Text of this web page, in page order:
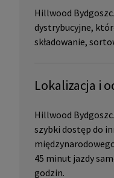
Hillwood
dystrybucyjne,
składowanie,
Lokalizacja i
Hillwood
szybki dostęp do
45 minut jazdy
godzin.